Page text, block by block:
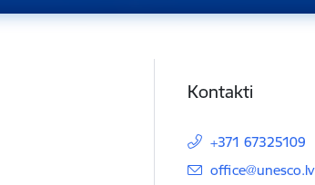
Kontakti
+371 67325109
E-pasts:
office@unesco.lv